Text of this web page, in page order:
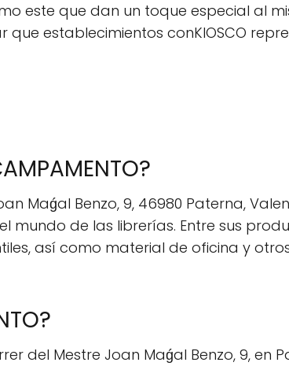
este que dan un toque especial al
establecimientos conKIOSCO
Maǵal Benzo, 9, 46980 Paterna,
de las librerías. Entre sus
así como material de oficina y
del Mestre Joan Maǵal Benzo, 9, en